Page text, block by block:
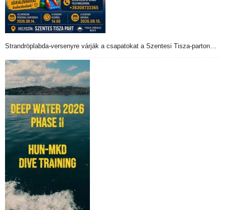
Strandröplabda-versenyre várják a csapatokat a Szentesi Tisza-parton…